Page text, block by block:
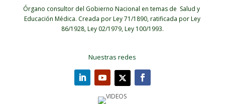
Órgano consultor del Gobierno Nacional en temas de Salud y
Educación Médica. Creada por Ley 71/1890, ratificada por Ley
86/1928, Ley 02/1979, Ley 100/1993.
Nuestras redes